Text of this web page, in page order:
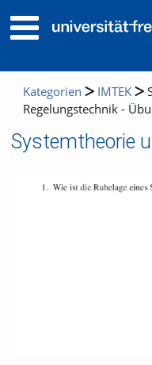
Kategorien IMTEK
Regelungstechnik -